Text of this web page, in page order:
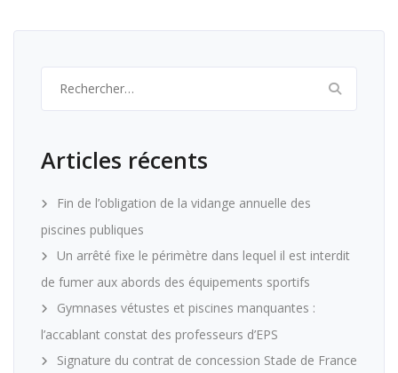
Articles récents
Fin de l’obligation de la vidange annuelle des
piscines publiques
Un arrêté fixe le périmètre dans lequel il est interdit
de fumer aux abords des équipements sportifs
Gymnases vétustes et piscines manquantes :
l’accablant constat des professeurs d’EPS
Signature du contrat de concession Stade de France